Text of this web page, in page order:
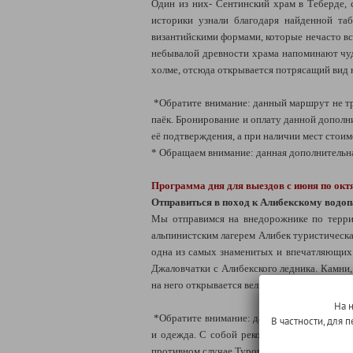
Один из них- Сентинский храм в Теберде,
историки узнали благодаря найденной
византийскими формами, которые нечасто
небывалой древности храма напоминают
холме, отсюда открывается потрясащий
*Обратите внимание: данный маршрут не
паёк. Бронирование и оплату данной
её подтверждения, а при наличии мест
* Обращаем внимание: данная
Программа дня для выездов с июня по
Отправиться в поход к Алибекскому
Мы отправимся на внедорожнике по
альпинистским лагерем Алибек
одна из самых знаменитых и впечатляющих
Джаловчатки с Алибекского ледника.
на него открывается великолепный вид:
*Обратите внимание: данный маршрут не
и одежда. С собой рекомендуем взять сух.
На
В частности, для